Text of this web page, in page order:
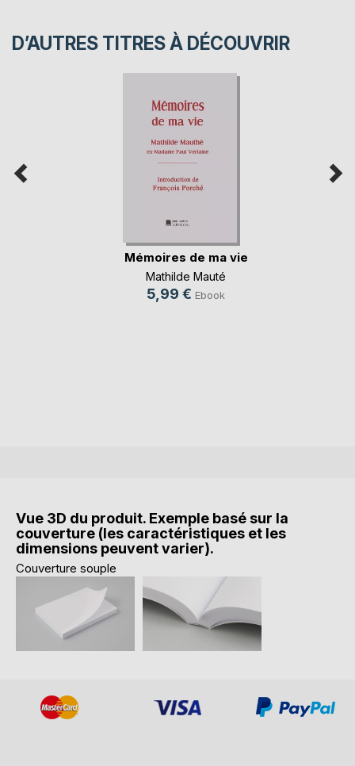
D’AUTRES TITRES À DÉCOUVRIR
Mémoires de ma vie
Mathilde Mauté
5,99 € Ebook
Vue 3D du produit. Exemple basé sur la
couverture (les caractéristiques et les
dimensions peuvent varier).
Couverture souple